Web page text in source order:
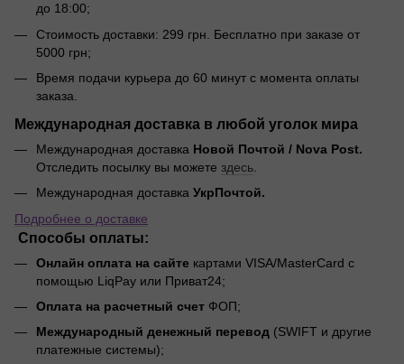
до 18:00;
Стоимость доставки: 299 грн. Бесплатно при заказе от
5000 грн;
Время подачи курьера до 60 минут с момента оплаты
заказа.
Международная доставка в любой уголок мира
Международная доставка Новой Почтой / Nova Post.
Отследить посылку вы можете здесь
Международная доставка УкрПочтой.
Подробнее о доставке
Способы оплаты:
Онлайн оплата на сайте картами VISA/MasterCard с
помощью LiqPay или Приват24;
Оплата на расчетный счет ФОП;
Международный денежный перевод (SWIFT и другие
платежные системы);